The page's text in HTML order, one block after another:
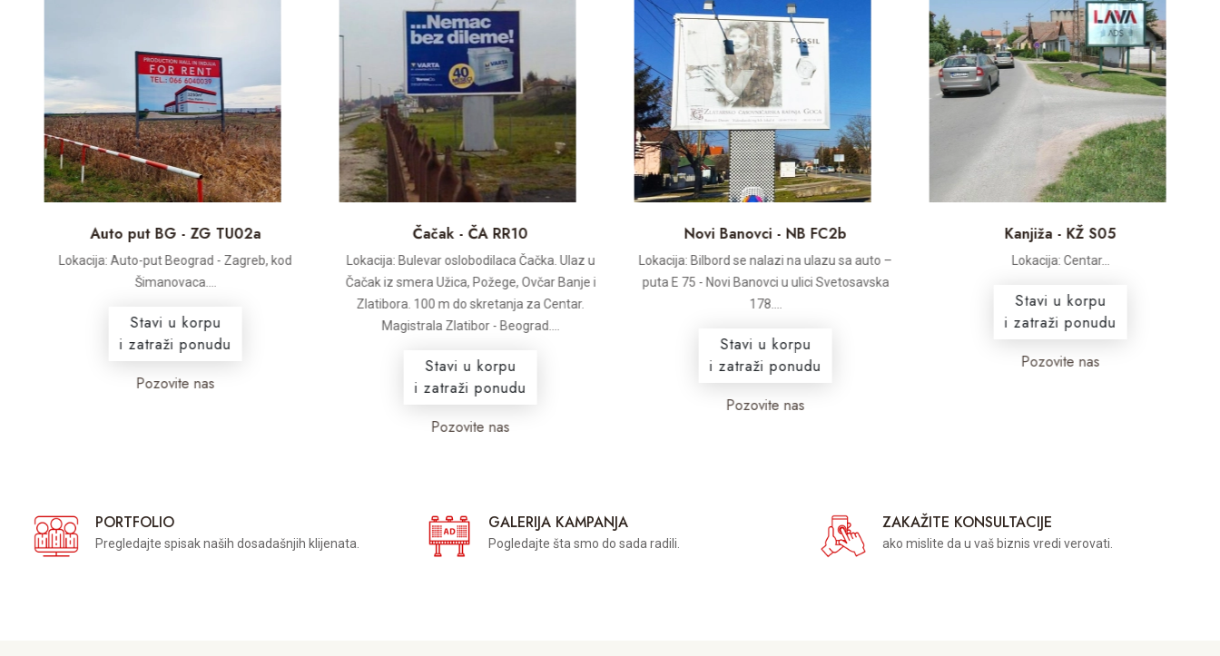
Auto put BG - ZG TU02a
Lokacija: Auto-put Beograd - Zagreb, kod
Šimanovaca....
Stavi u korpu
i zatraži ponudu
Pozovite nas
Čačak - ČA RR10
Lokacija: Bulevar oslobodilaca Čačka. Ulaz u
Čačak iz smera Užica, Požege, Ovčar Banje i
Zlatibora. 100 m do skretanja za Centar.
Magistrala Zlatibor - Beograd....
Stavi u korpu
i zatraži ponudu
Pozovite nas
Novi Banovci - NB FC2b
Lokacija: Bilbord se nalazi na ulazu sa auto –
puta E 75 - Novi Banovci u ulici Svetosavska
178....
Stavi u korpu
i zatraži ponudu
Pozovite nas
Kanjiža - KŽ S05
Lokacija: Centar...
Stavi u korpu
i zatraži ponudu
Pozovite nas
PORTFOLIO
Pregledajte spisak naših dosadašnjih klijenata.
GALERIJA KAMPANJA
Pogledajte šta smo do sada radili.
ZAKAŽITE KONSULTACIJE
ako mislite da u vaš biznis vredi verovati.